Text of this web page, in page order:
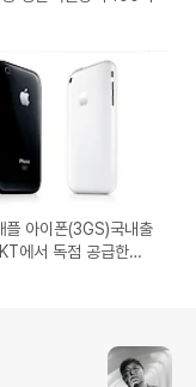
플 아이폰(3GS)국내출
에서 독점 공급한다